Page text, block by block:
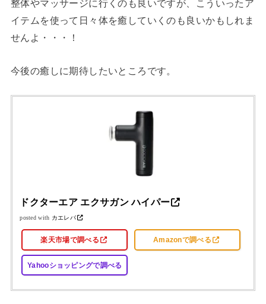
整体やマッサージに行くのも良いですが、こういったア
イテムを使って日々体を癒していくのも良いかもしれま
せんよ・・・！
今後の癒しに期待したいところです。
ドクターエア エクサガン ハイパー
posted with カエレバ
楽天市場で調べる Amazonで調べる
Yahooショッピングで調べる